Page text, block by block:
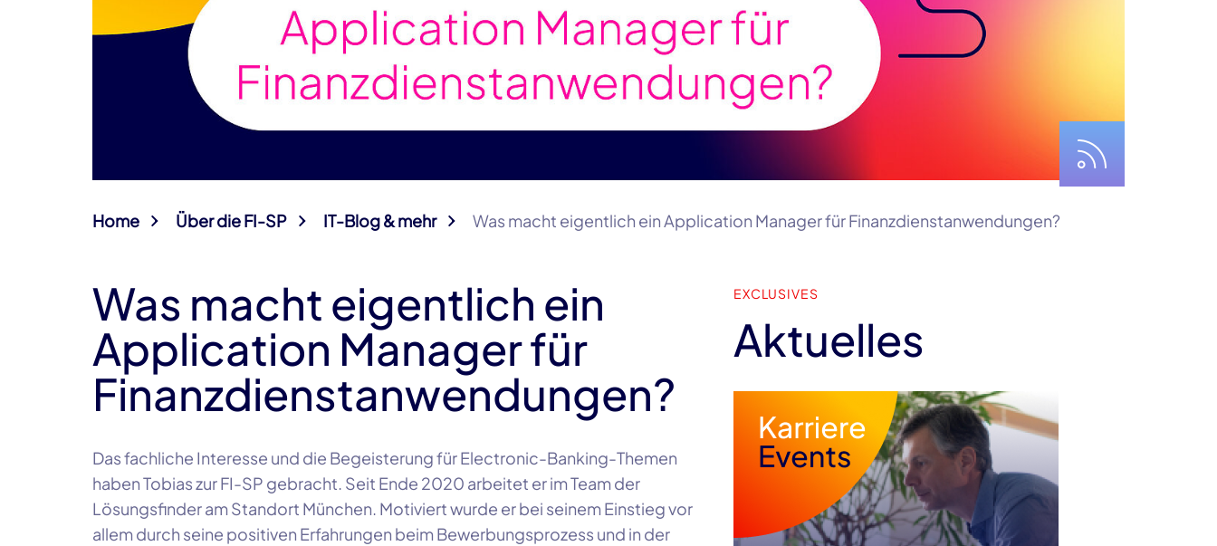
Home Über die FI-SP IT-Blog & mehr Was macht eigentlich ein Application Manager für Finanzdienstanwendungen?
Was macht eigentlich ein
Application Manager für
Finanzdienstanwendungen?
Das fachliche Interesse und die Begeisterung für Electronic-Banking-Themen
habenTobiaszurFI-SP gebracht. Seit Ende 2020 arbeitet er im Team der
Lösungsfinder am Standort München. Motiviert wurde er bei seinem Einstieg vor
allem durch seine positiven Erfahrungen beim Bewerbungsprozess und in der
EXCLUSIVES
Aktuelles